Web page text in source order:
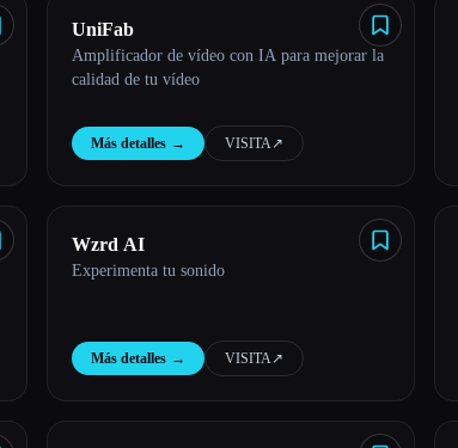
UniFab
Amplificador de vídeo con IA para mejorar la
calidad de tu vídeo
Más detalles → VISITA↗︎
Wzrd AI
Experimenta tu sonido
Más detalles → VISITA↗︎